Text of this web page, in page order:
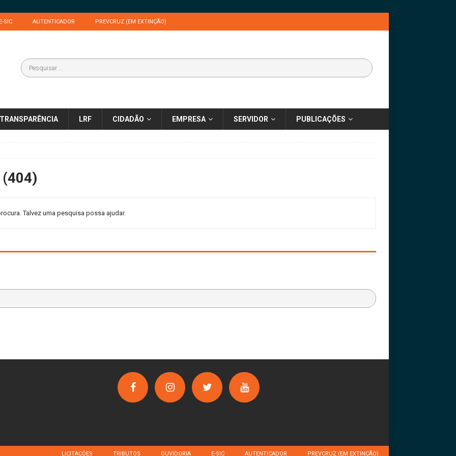
SIC AUTENTICADOR PREVCRUZ (EM EXTINÇÃO)
TRANSPARÊNCIA LRF CIDADÃO EMPRESA SERVIDOR PUBLICAÇÕES
Talvez uma pesquisa possa ajudar.
LICITAÇÕES TRIBUTOS OUVIDORIA E-SIC AUTENTICADOR PREVCRUZ (EM EXTINÇÃO)